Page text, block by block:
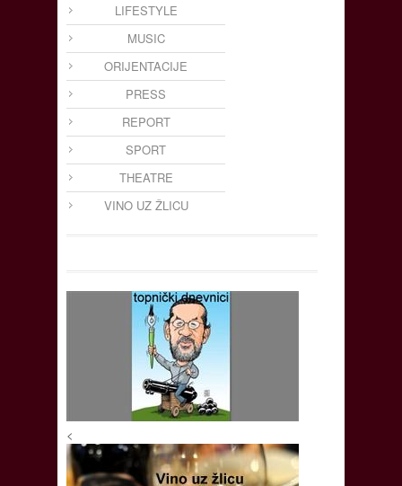
LIFESTYLE
MUSIC
ORIJENTACIJE
PRESS
REPORT
SPORT
THEATRE
VINO UZ ŽLICU
<